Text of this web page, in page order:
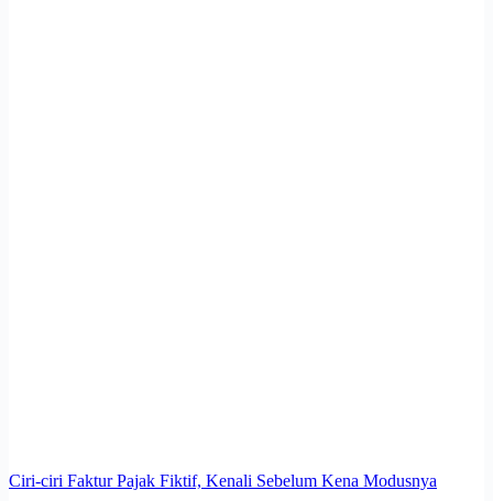
Ciri-ciri Faktur Pajak Fiktif, Kenali Sebelum Kena Modusnya